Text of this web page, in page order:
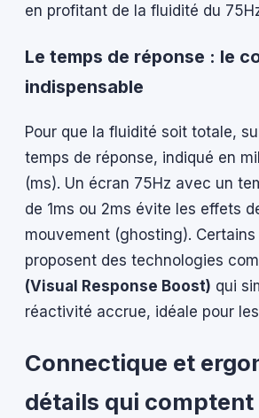
en profitant de la fluidité du
Le temps de réponse : le
indispensable
Pour que la fluidité soit totale,
temps de réponse, indiqué en
(ms). Un écran 75Hz avec un
de 1ms ou 2ms évite les effets
mouvement (ghosting).
proposent des technologies
(Visual Response Boost) qui
réactivité accrue, idéale pour
Connectique et
détails qui comptent